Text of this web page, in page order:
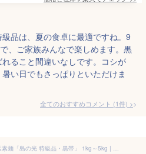
品は、夏の食卓に最適ですね。9
、ご家族みんなで楽しめます。黒
ること間違いなしです。コシが
い日でもさっぱりといただけま
全てのおすすめコメント (1件) >
【ふるさと納税】小豆島 手延素麺「島の光 特級品・黒帯」 1kg～5kg | 麺 食品 加工食品 人気 おすすめ 送料無料